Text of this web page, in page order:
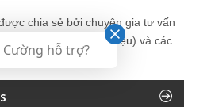
chia sẻ bởi chuyên gia tư vấn
Hùng Cường (
giới thiệu) và các
đồng Nhân sự.
Cường hỗ trợ?